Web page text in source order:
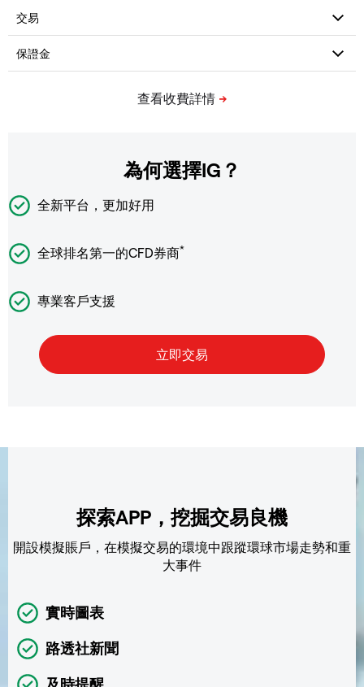
為何選擇IG？
全新平台，更加好用
全球排名第一的CFD券商*
專業客戶支援
探索APP，挖掘交易良機
開設模擬賬戶，在模擬交易的環境中跟蹤環球市場走勢和重
大事件
實時圖表
路透社新聞
及時提醒